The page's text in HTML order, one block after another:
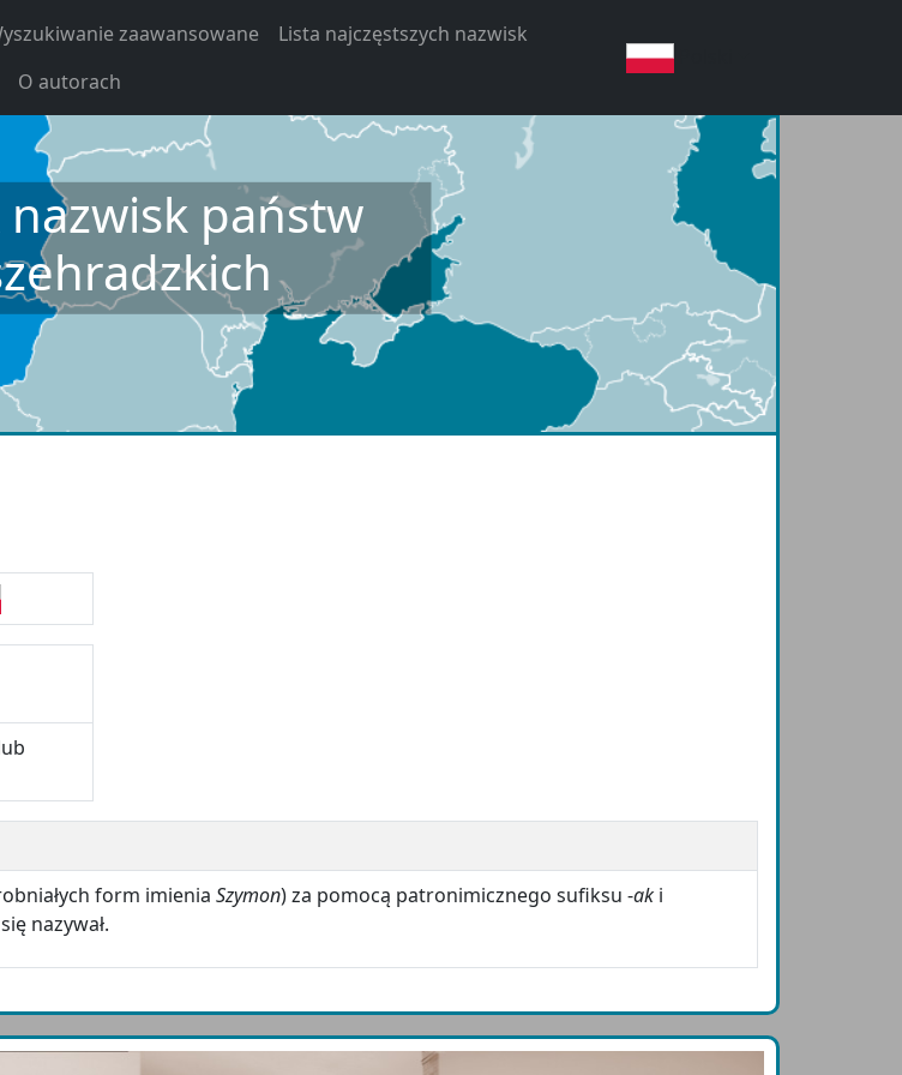
zaawansowane
Lista najczęstszych nazwisk
O autorach
nazwisk państw
form imienia Szymon) za pomocą patronimicznego sufiksu -ak i
nazywał.